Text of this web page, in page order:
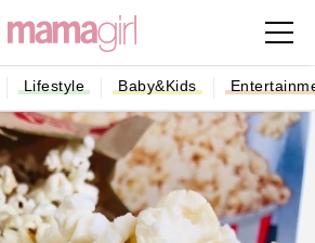
Lifestyle Baby&Kids